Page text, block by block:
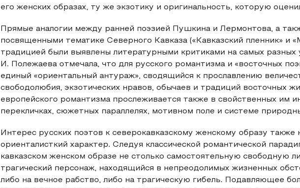
его женских образах, ту же экзотику и оригинальность, которую
Прямые аналогии между ранней поэзией Пушкина и Лермонтова, а
посвященными тематике Северного Кавказа («Кавказский пленник» и
традицией были выявлены литературными критиками на самых разных
И. Полежаева отмечала, что для русского романтизма и «восточных
единый «ориентальный антураж», сводящийся к прославлению
свободолюбия, экзотических нравов, обычаев и традиций восточных
европейского романтизма прослеживается также в свойственных им
перекличках, сюжетных параллелях, мотивном поле и системе
Интерес русских поэтов к северокавказскому женскому образу также
ориенталисткий характер. Следуя классической романтической
кавказском женском образе не столько самостоятельную свободную
трагический персонаж, находящийся в непреодолимых жизненных
либо на вечное рабство, либо на трагическую гибель. Подавляющее